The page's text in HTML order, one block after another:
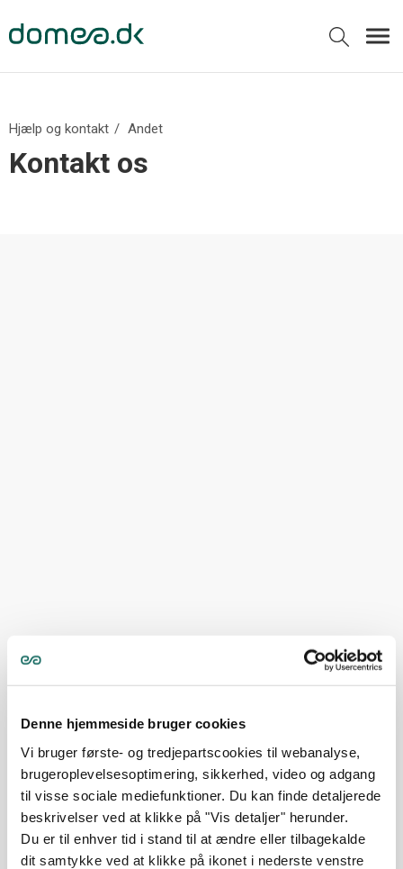
Denne hjemmeside bruger cookies
Vi bruger første- og tredjepartscookies til webanalyse,
brugeroplevelsesoptimering, sikkerhed, video og adgang
til visse sociale mediefunktioner. Du kan finde detaljerede
beskrivelser ved at klikke på "Vis detaljer" herunder.
Du er til enhver tid i stand til at ændre eller tilbagekalde
dit samtykke ved at klikke på ikonet i nederste venstre
Hjælp og kontakt Andet
Kontakt os